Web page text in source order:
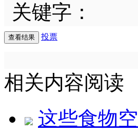
关键字：
投票
相关内容阅读
这些食物